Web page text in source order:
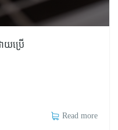
យប្រើ
Read more